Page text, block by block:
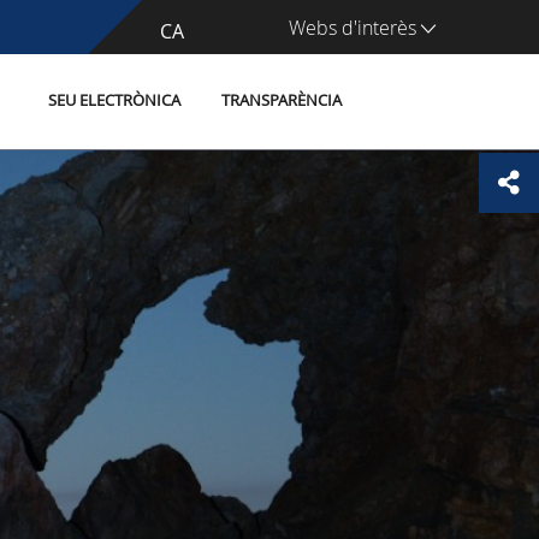
CA
ES Webs d'interès
SEU ELECTRÒNICA TRANSPARÈNCIA